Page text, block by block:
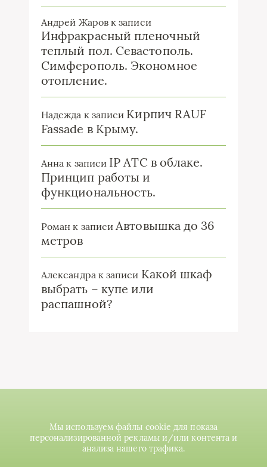
Андрей Жаровк записи
Инфракрасный пленочный
теплый пол. Севастополь.
Симферополь. Экономное
отопление.
Надежда к записи Кирпич RAUF
Fassade в Крыму.
Анна к записи IP ATC в облаке.
Принцип работы и
функциональность.
Роман к записиАвтовышка до 36
метров
Александрак записи Какой шкаф
выбрать – купе или
распашной?
Мы используем файлы cookie для показа
персонализированной рекламы и/или контента и
анализа нашего трафика.